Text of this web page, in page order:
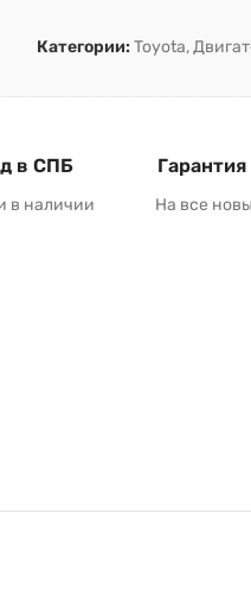
Категории: Toyota,
в СПБ
в наличии На все